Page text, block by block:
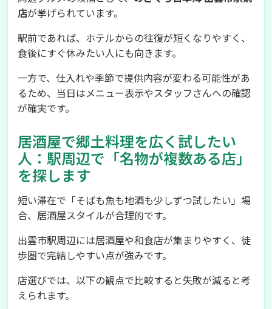
店が挙げられています。
駅前であれば、ホテルからの往復が短くなりやすく、
食後にすぐ休みたい人にも向きます。
一方で、仕入れや季節で提供内容が変わる可能性があ
るため、当日はメニュー表示やスタッフさんへの確認
が確実です。
居酒屋で郷土料理を広く試したい
人：駅周辺で「名物が複数ある店」
を探します
短い滞在で「そばも魚も地酒も少しずつ試したい」場
合、居酒屋スタイルが合理的です。
出雲市駅周辺には居酒屋や和食店が集まりやすく、徒
歩圏で完結しやすい点が強みです。
店選びでは、以下の観点で比較すると失敗が減ると考
えられます。